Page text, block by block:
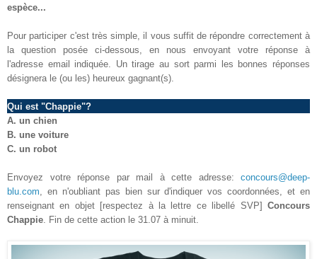
espèce...
Pour participer c'est très simple, il vous suffit de répondre correctement à
la question posée ci-dessous, en nous envoyant votre réponse à
l'adresse email indiquée. Un tirage au sort parmi les bonnes réponses
désignera le (ou les) heureux gagnant(s).
Qui est "Chappie"?
A. un chien
B. une voiture
C. un robot
Envoyez votre réponse par mail à cette adresse: concours@deep-
blu.com , en n'oubliant pas bien sur d'indiquer vos coordonnées, et en
renseignant en objet [respectez à la lettre ce libellé SVP] Concours
Chappie . Fin de cette action le 31.07 à minuit.